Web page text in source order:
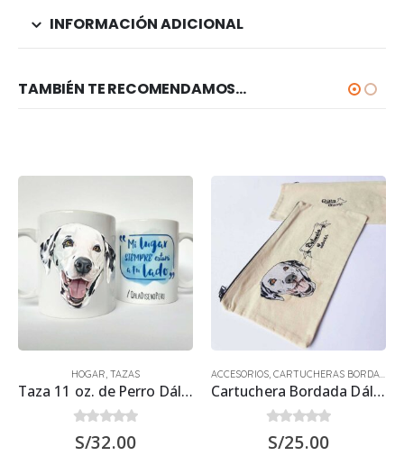
INFORMACIÓN ADICIONAL
TAMBIÉN TE RECOMENDAMOS…
HOGAR, TAZAS
Taza 11 oz. de Perro Dálmata
0out of 5
S/32.00
ACCESORIOS, CARTUCHERAS BORDADAS
Cartuchera Bordada Dálmata
0out of 5
S/25.00